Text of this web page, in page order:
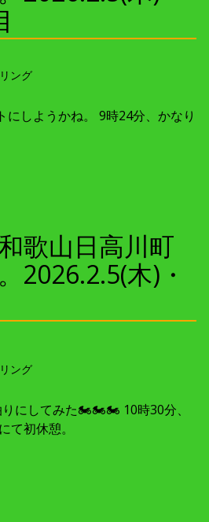
ング
にしようかね。 9時24分、かなり
和歌山日高川町
2026.2.5(木)・
ング
りにしてみた🏍🏍🏍 10時30分、
て初休憩。